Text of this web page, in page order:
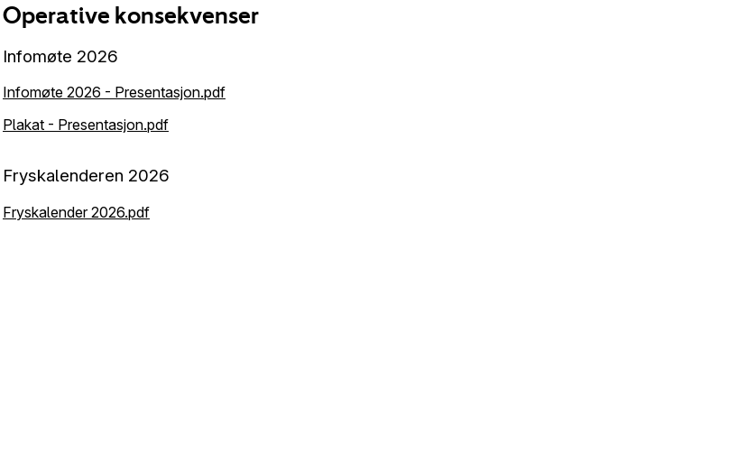
Operative konsekvenser
Infomøte 2026
Infomøte 2026 - Presentasjon.pdf
Plakat - Presentasjon.pdf
Fryskalenderen 2026
Fryskalender 2026.pdf